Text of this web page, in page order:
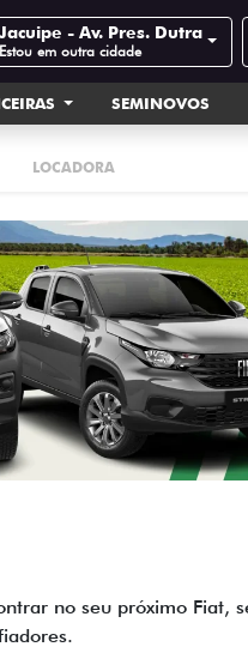
Jacuipe - Av. Pres. Dutra
Estou em outra cidade
SEMINOVOS
LOCADORA
no seu próximo Fiat,